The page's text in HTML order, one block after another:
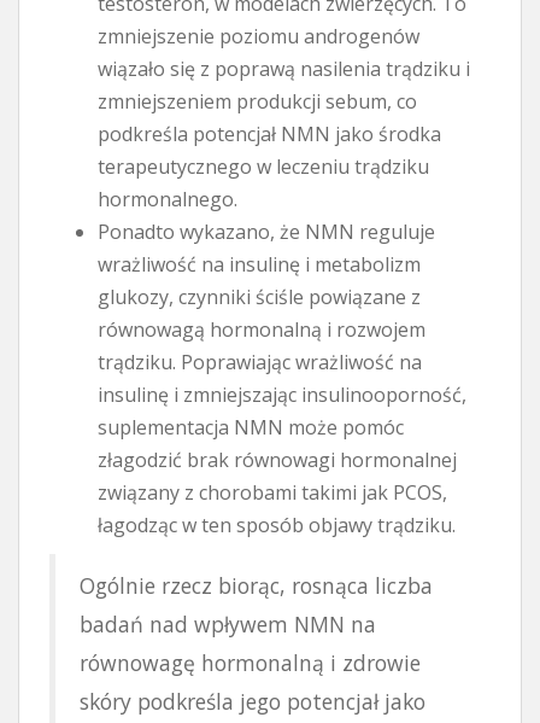
zmniejszenie poziomu androgenów
wiązało się z poprawą nasilenia trądziku i
zmniejszeniem produkcji sebum, co
podkreśla potencjał NMN jako środka
terapeutycznego w leczeniu trądziku
hormonalnego.
Ponadto wykazano, że NMN reguluje
wrażliwość na insulinę i metabolizm
glukozy, czynniki ściśle powiązane z
równowagą hormonalną i rozwojem
trądziku. Poprawiając wrażliwość na
insulinę i zmniejszając insulinooporność,
suplementacja NMN może pomóc
złagodzić brak równowagi hormonalnej
związany z chorobami takimi jak PCOS,
łagodząc w ten sposób objawy trądziku.
Ogólnie rzecz biorąc, rosnąca liczba
badań nad wpływem NMN na
równowagę hormonalną i zdrowie
skóry podkreśla jego potencjał jako